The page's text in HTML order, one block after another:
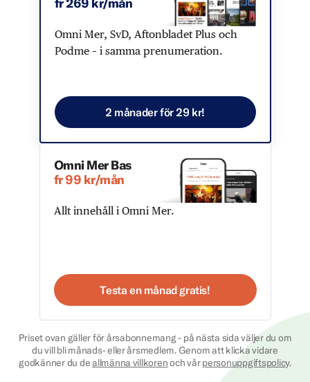
Omni Mer, SvD, Aftonbladet Plus och
Podme – i samma prenumeration.
2 månader för 29 kr!
Omni Mer Bas
fr 99 kr/mån
Allt innehåll i Omni Mer.
Testa en månad gratis!
Priset ovan gäller för årsabonnemang - på nästa sida väljer du om
du vill bli månads- eller årsmedlem. Genom att klicka vidare
godkänner du deallmänna villkorenoch vårpersonuppgiftspolicy.